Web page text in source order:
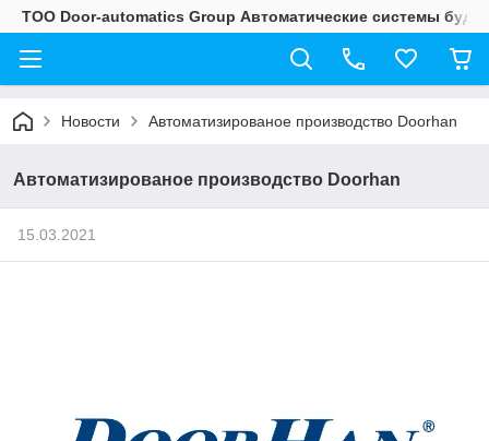
ТОО Door-automatics Group Автоматические системы
Новости Автоматизированое производство Doorhan
Автоматизированое производство Doorhan
15.03.2021